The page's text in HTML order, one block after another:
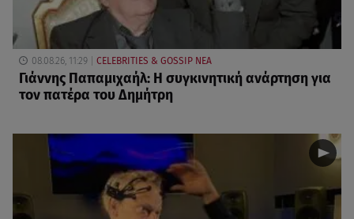
08.08.26, 11:29 CELEBRITIES & GOSSIP ΝΕΑ
Γιάννης Παπαμιχαήλ: Η συγκινητική ανάρτηση για
τον πατέρα του Δημήτρη